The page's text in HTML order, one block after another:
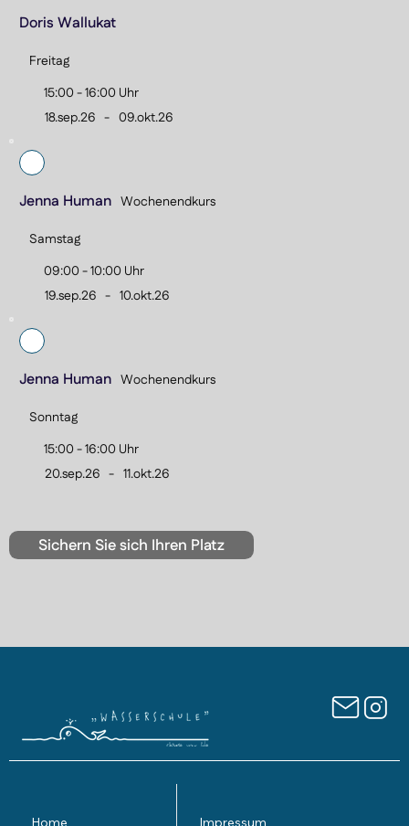
Doris Wallukat
Freitag
15:00 - 16:00 Uhr
18.sep.26 - 09.okt.26
Jenna Human Wochenendkurs
Samstag
09:00 - 10:00 Uhr
19.sep.26 - 10.okt.26
Jenna Human Wochenendkurs
Sonntag
15:00 - 16:00 Uhr
20.sep.26 - 11.okt.26
Sichern Sie sich Ihren Platz
Home Impressum